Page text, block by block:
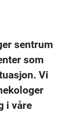
sentrum
som
Vi
i våre